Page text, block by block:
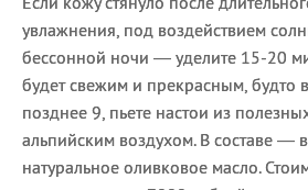
увлажнения, под воздействием
бессонной ночи — уделите 15-20
будет свежим и прекрасным, будто
позднее 9, пьете настои из
альпийским воздухом. В составе —
натуральное оливковое масло.